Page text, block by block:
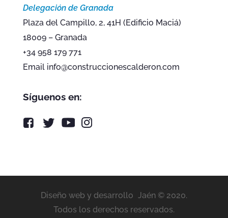
Delegación de Granada
Plaza del Campillo, 2, 41H (Edificio Maciá)
18009 – Granada
+34 958 179 771
Email info@construccionescalderon.com
Síguenos en:
Diseño web y desarrollo Jaén © 2020.
Todos los derechos reservados.